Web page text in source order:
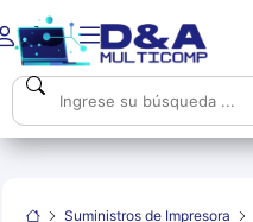
Suministros de Impresora